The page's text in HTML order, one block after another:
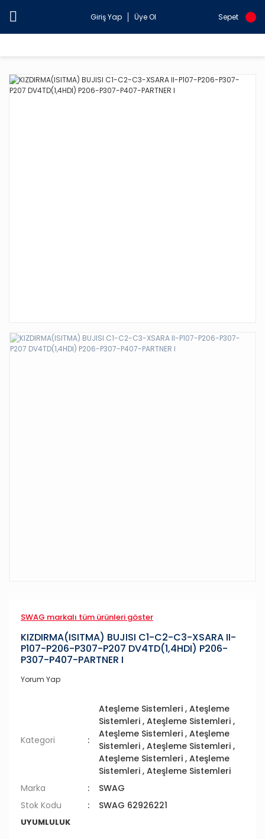
Giriş Yap Üye Ol Sepet
SWAG markalı tüm ürünleri göster
KIZDIRMA(ISITMA) BUJISI C1-C2-C3-XSARA II-
P107-P206-P307-P207 DV4TD(1,4HDI) P206-
P307-P407-PARTNER I
Yorum Yap
Kategori
Ateşleme Sistemleri ,Ateşleme
Sistemleri ,Ateşleme Sistemleri ,
Ateşleme Sistemleri ,Ateşleme
Sistemleri ,Ateşleme Sistemleri ,
Ateşleme Sistemleri ,Ateşleme
Sistemleri ,Ateşleme Sistemleri
Marka
SWAG
Stok Kodu
SWAG 62926221
UYUMLULUK